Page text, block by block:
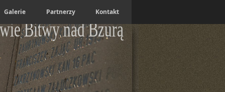
Galerie Partnerzy Kontakt
Bitwy nad Bzurą